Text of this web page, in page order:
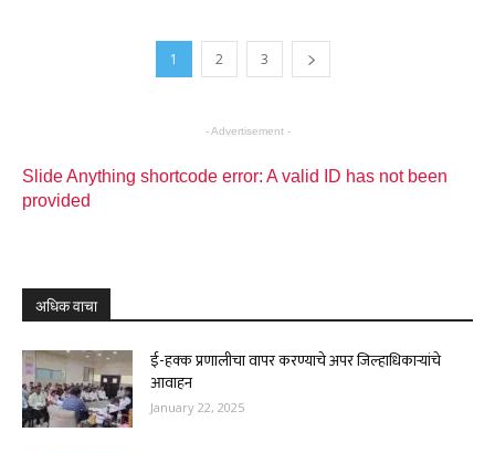
1 2 3
- Advertisement -
Slide Anything shortcode error: A valid ID has not been
provided
अधिक वाचा
ई-हक्क प्रणालीचा वापर करण्याचे अपर जिल्हाधिकाऱ्यांचे
आवाहन
January 22, 2025